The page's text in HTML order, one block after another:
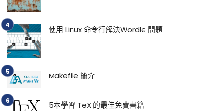
使用 Linux 命令行解決Wordle 問題
Makefile 簡介
5本學習 TeX 的最佳免費書籍